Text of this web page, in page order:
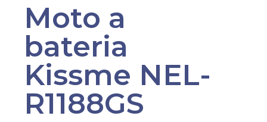
Moto a
bateria
Kissme NEL-
R1188GS